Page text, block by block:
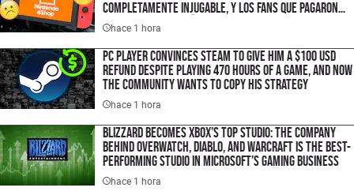
completamente injugable, y los fans que pagaron
hasta $60 USD por él no pueden pedir un reembolso
hace 1 hora
PC Player Convinces Steam to Give Him a $100 USD
Refund Despite Playing 470 Hours of a Game, and Now
the Community Wants to Copy His Strategy
hace 1 hora
Blizzard Becomes Xbox’s Top Studio: The Company
Behind Overwatch, Diablo, and Warcraft Is the Best-
Performing Studio in Microsoft’s Gaming Business
hace 1 hora